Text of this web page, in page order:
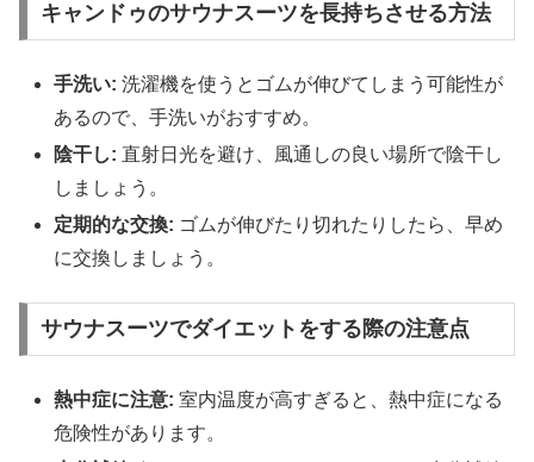
キャンドゥのサウナスーツを長持ちさせる方法
手洗い: 洗濯機を使うとゴムが伸びてしまう可能性が
あるので、手洗いがおすすめ。
陰干し: 直射日光を避け、風通しの良い場所で陰干し
しましょう。
定期的な交換: ゴムが伸びたり切れたりしたら、早め
に交換しましょう。
サウナスーツでダイエットをする際の注意点
熱中症に注意: 室内温度が高すぎると、熱中症になる
危険性があります。